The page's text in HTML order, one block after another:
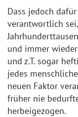
Dass jedoch
verantwortlich
und immer
und z.T. sogar
jedes
neuen Faktor
früher nie
herbeigezogen.